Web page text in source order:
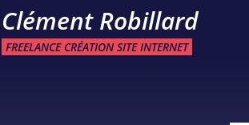
Clément Robillard
FREELANCE CRÉATION SITE INTERNET